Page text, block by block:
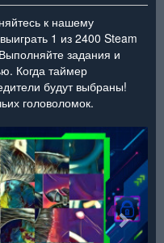
к нашему
1 из 2400 Steam
задания и
Когда таймер
будут выбраны!
головоломок.
>